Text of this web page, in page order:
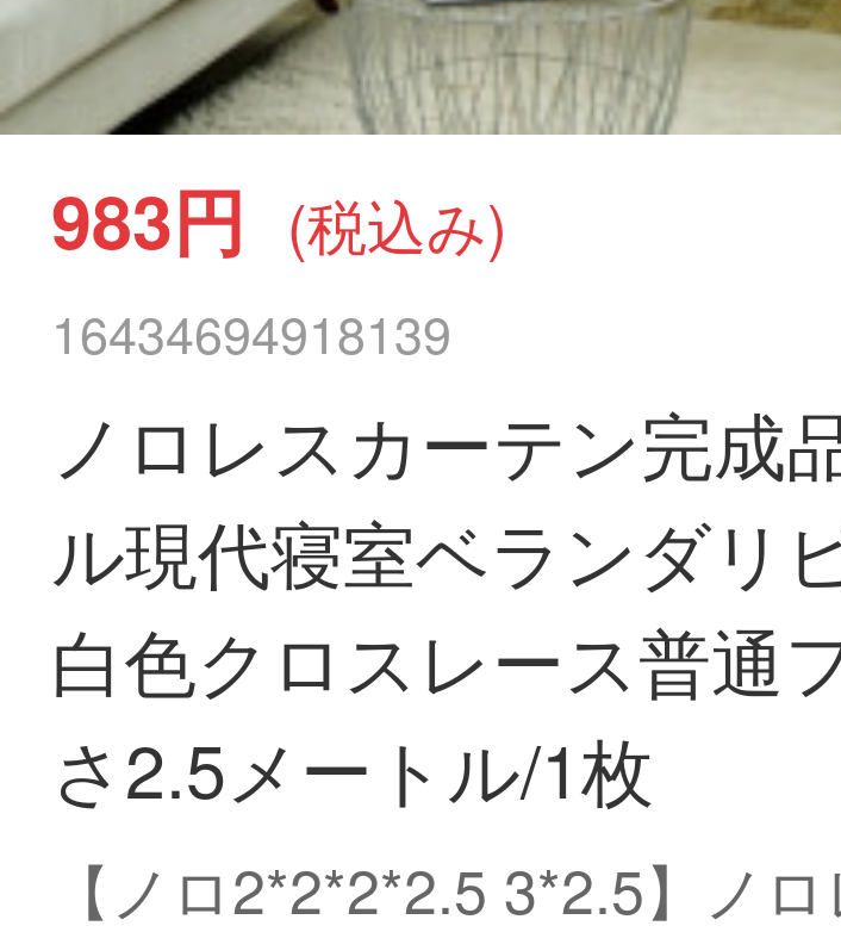
983円 (税込み)
16434694918139
ノロレスカーテン完成
ル現代寝室ベランダリ
白色クロスレース普通
さ2.5メートル/1枚
【ノロ2*2*2*2.5 3*2.5】ノ